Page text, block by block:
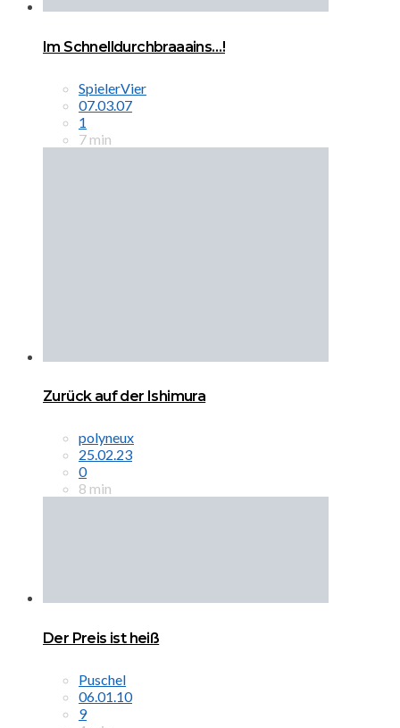
Im Schnelldurchbraaains…!
SpielerVier
07.03.07
1
7 min
Zurück auf der Ishimura
polyneux
25.02.23
0
8 min
Der Preis ist heiß
Puschel
06.01.10
9